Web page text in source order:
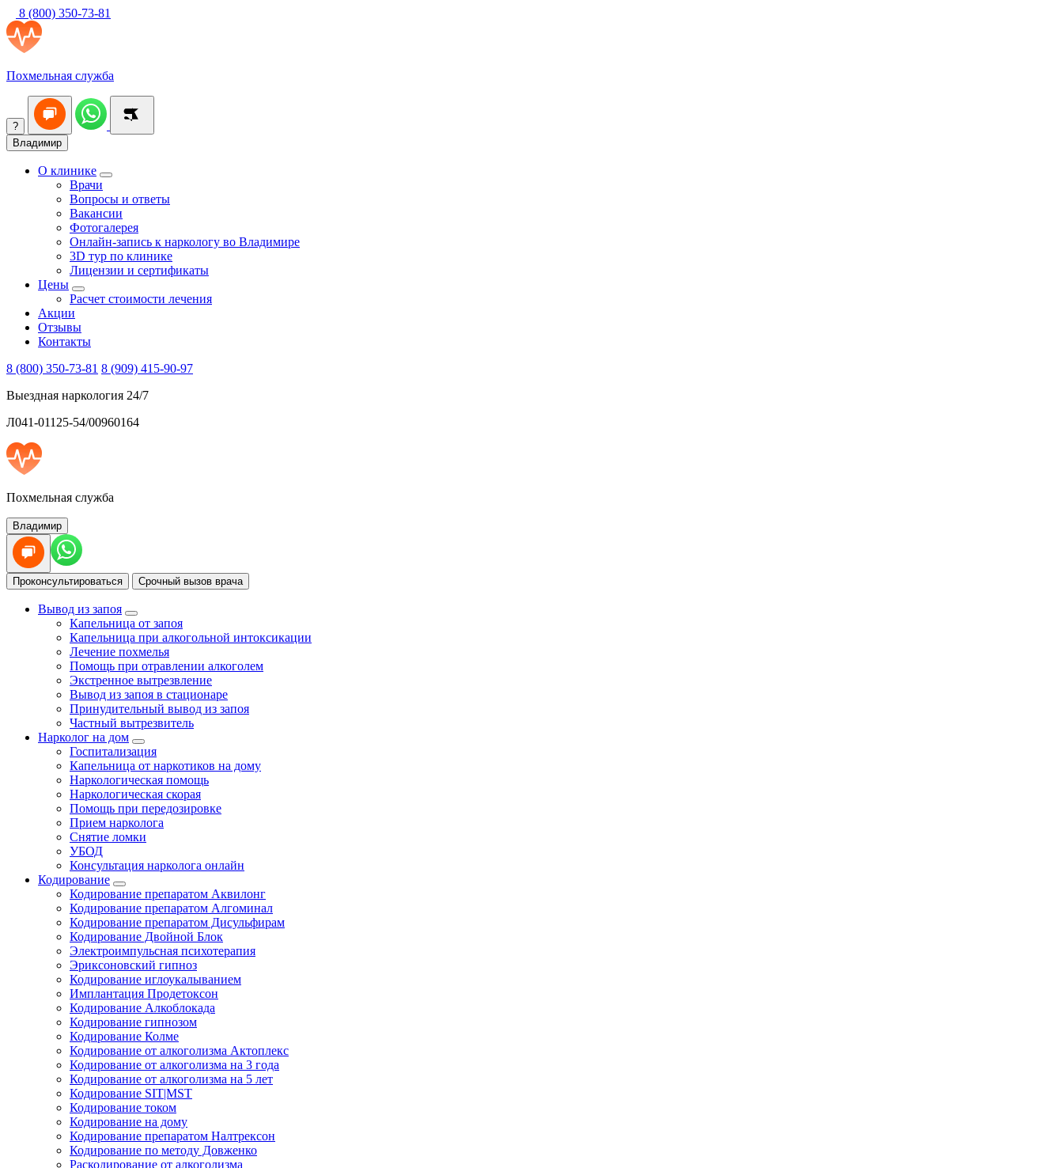
8 (800) 350-73-81
Похмельная служба
?
Владимир
О клинике
Врачи
Вопросы и ответы
Вакансии
Фотогалерея
Онлайн-запись к наркологу во Владимире
3D тур по клинике
Лицензии и сертификаты
Цены
Расчет стоимости лечения
Акции
Отзывы
Контакты
8 (800) 350-73-81 8 (909) 415-90-97
Выездная наркология 24/7
Л041-01125-54/00960164
Похмельная служба
Владимир
Проконсультироваться Срочный вызов врача
Вывод из запоя
Капельница от запоя
Капельница при алкогольной интоксикации
Лечение похмелья
Помощь при отравлении алкоголем
Экстренное вытрезвление
Вывод из запоя в стационаре
Принудительный вывод из запоя
Частный вытрезвитель
Нарколог на дом
Госпитализация
Капельница от наркотиков на дому
Наркологическая помощь
Наркологическая скорая
Помощь при передозировке
Прием нарколога
Снятие ломки
УБОД
Консультация нарколога онлайн
Кодирование
Кодирование препаратом Аквилонг
Кодирование препаратом Алгоминал
Кодирование препаратом Дисульфирам
Кодирование Двойной Блок
Электроимпульсная психотерапия
Эриксоновский гипноз
Кодирование иглоукалыванием
Имплантация Продетоксон
Кодирование Алкоблокада
Кодирование гипнозом
Кодирование Колме
Кодирование от алкоголизма Актоплекс
Кодирование от алкоголизма на 3 года
Кодирование от алкоголизма на 5 лет
Кодирование SIT|MST
Кодирование током
Кодирование на дому
Кодирование препаратом Налтрексон
Кодирование по методу Довженко
Раскодирование от алкоголизма